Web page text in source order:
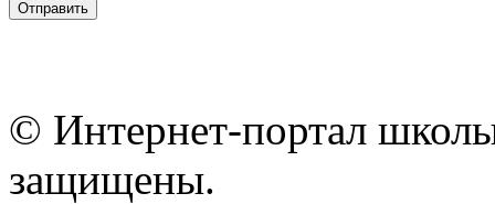
© Интернет-портал
защищены.